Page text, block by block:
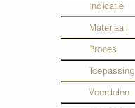
Indicatie
Materiaal
Proces
Toepassing
Voordelen